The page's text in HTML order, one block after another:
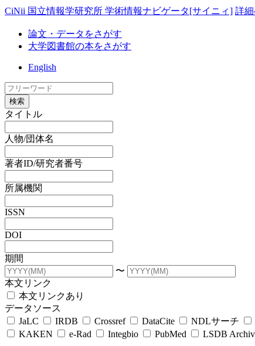
CiNii 国立情報学研究所 学術情報ナビゲータ[サイニィ] 詳
論文・データをさがす
大学図書館の本をさがす
English
検索
タイトル
人物/団体名
著者ID/研究者番号
所属機関
ISSN
DOI
期間
〜
本文リンク
本文リンクあり
データソース
JaLC
IRDB Crossref DataCite NDLサーチ
KAKEN
e-Rad Integbio PubMed LSDB